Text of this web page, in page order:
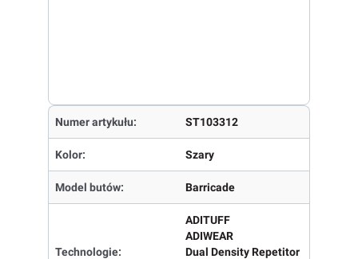
Numer artykułu: ST103312
Kolor: Szary
Model butów: Barricade
Technologie:
ADITUFF
ADIWEAR
Dual Density Repetitor